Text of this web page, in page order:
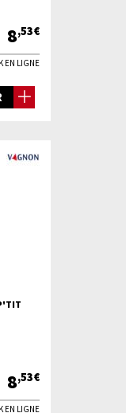
8,53€
EN LIGNE
8,53€
EN LIGNE